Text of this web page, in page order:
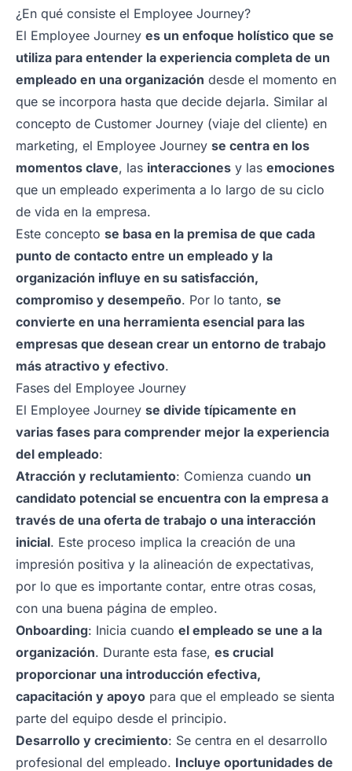
¿En qué consiste el Employee Journey?
El Employee Journey es un enfoque holístico que se
utiliza para entender la experiencia completa de un
empleado en una organización desde el momento en
que se incorpora hasta que decide dejarla. Similar al
concepto de Customer Journey (viaje del cliente) en
marketing, el Employee Journey se centra en los
momentos clave, las interacciones y las emociones
que un empleado experimenta a lo largo de su ciclo
de vida en la empresa.
Este concepto se basa en la premisa de que cada
punto de contacto entre un empleado y la
organización influye en su satisfacción,
compromiso y desempeño. Por lo tanto, se
convierte en una herramienta esencial para las
empresas que desean crear un entorno de trabajo
más atractivo y efectivo.
Fases del Employee Journey
El Employee Journey se divide típicamente en
varias fases para comprender mejor la experiencia
del empleado:
Atracción y reclutamiento: Comienza cuando un
candidato potencial se encuentra con la empresa a
través de una oferta de trabajo o una interacción
inicial. Este proceso implica la creación de una
impresión positiva y la alineación de expectativas,
por lo que es importante contar, entre otras cosas,
con una buena página de empleo.
Onboarding: Inicia cuando el empleado se une a la
organización. Durante esta fase, es crucial
proporcionar una introducción efectiva,
capacitación y apoyo para que el empleado se sienta
parte del equipo desde el principio.
Desarrollo y crecimiento: Se centra en el desarrollo
profesional del empleado. Incluye oportunidades de